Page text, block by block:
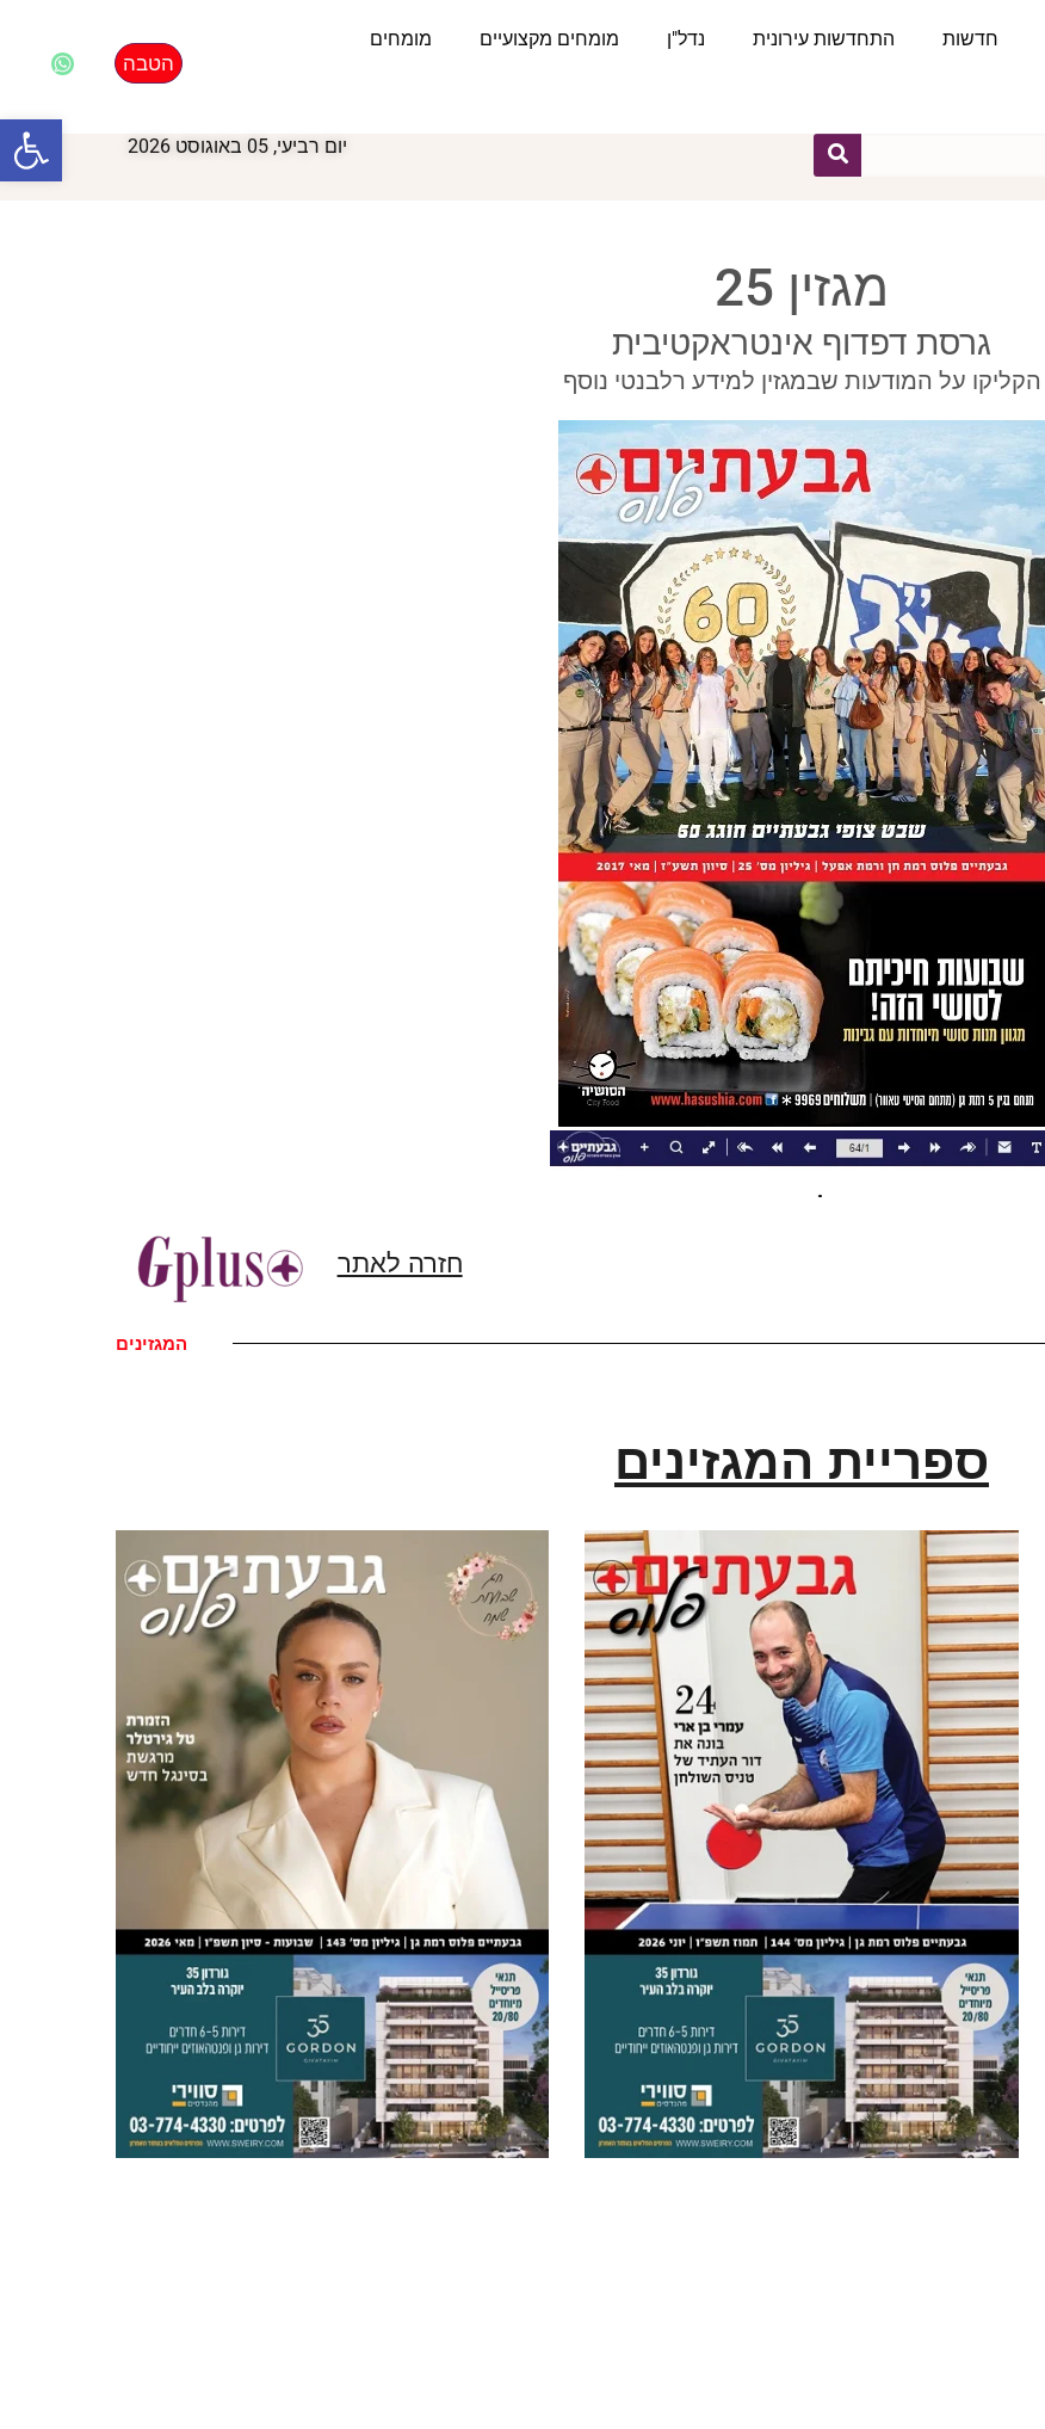
חדשות התחדשות עירונית נדל"ן מומחים מקצועיים מומחים
הטבה
יום רביעי, 05 באוגוסט 2026
מגזין 25
גרסת דפדוף אינטראקטיבית
הקליקו על המודעות שבמגזין למידע רלבנטי נוסף
חזרה לאתר
המגזינים
ספריית המגזינים
פתח